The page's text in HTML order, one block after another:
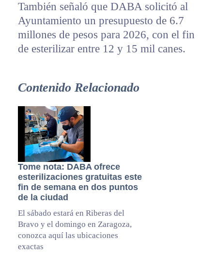
También señaló que DABA solicitó al
Ayuntamiento un presupuesto de 6.7
millones de pesos para 2026, con el fin
de esterilizar entre 12 y 15 mil canes.
Contenido Relacionado
Tome nota: DABA ofrece
esterilizaciones gratuitas este
fin de semana en dos puntos
de la ciudad
El sábado estará en Riberas del
Bravo y el domingo en Zaragoza,
conozca aquí las ubicaciones
exactas